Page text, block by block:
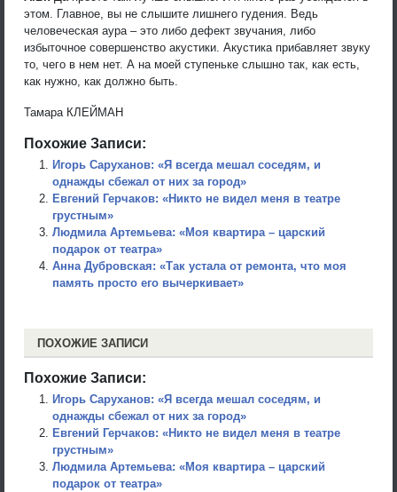
этом. Главное, вы не слышите лишнего гудения. Ведь
человеческая аура – это либо дефект звучания, либо
избыточное совершенство акустики. Акустика прибавляет звуку
то, чего в нем нет. А на моей ступеньке слышно так, как есть,
как нужно, как должно быть.
Тамара КЛЕЙМАН
Похожие Записи:
Игорь Саруханов: «Я всегда мешал соседям, и
однажды сбежал от них за город»
Евгений Герчаков: «Никто не видел меня в театре
грустным»
Людмила Артемьева: «Моя квартира – царский
подарок от театра»
Анна Дубровская: «Так устала от ремонта, что моя
память просто его вычеркивает»
ПОХОЖИЕ ЗАПИСИ
Похожие Записи:
Игорь Саруханов: «Я всегда мешал соседям, и
однажды сбежал от них за город»
Евгений Герчаков: «Никто не видел меня в театре
грустным»
Людмила Артемьева: «Моя квартира – царский
подарок от театра»